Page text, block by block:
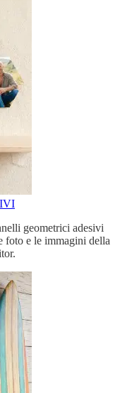
geometrici adesivi
foto e le immagini della